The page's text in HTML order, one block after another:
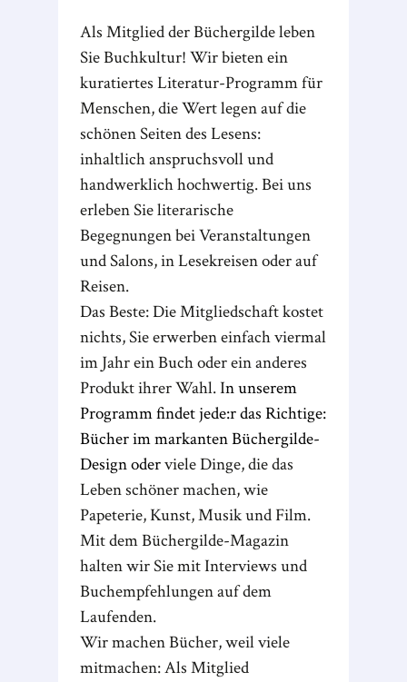
Als Mitglied der Büchergilde leben
Sie Buchkultur! Wir bieten ein
kuratiertes Literatur-Programm für
Menschen, die Wert legen auf die
schönen Seiten des Lesens:
inhaltlich anspruchsvoll und
handwerklich hochwertig. Bei uns
erleben Sie literarische
Begegnungen bei Veranstaltungen
und Salons, in Lesekreisen oder auf
Reisen.
Das Beste: Die Mitgliedschaft kostet
nichts, Sie erwerben einfach viermal
im Jahr ein Buch oder ein anderes
Produkt ihrer Wahl. In unserem
Programm findet jede:r das Richtige:
Bücher im markanten Büchergilde-
Design oderviele Dinge, die das
Leben schöner machen, wie
Papeterie, Kunst, Musik und Film.
Mit dem Büchergilde-Magazin
halten wir Sie mit Interviews und
Buchempfehlungen auf dem
Laufenden.
Wir machen Bücher, weil viele
mitmachen: Als Mitglied